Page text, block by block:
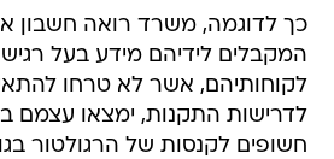
כך לדוגמה, משרד רואה חשבון
המקבלים לידיהם מידע בעל
לקוחותיהם, אשר לא טרחו
לדרישות התקנות, ימצאו עצמם
חשופים לקנסות של הרגולטור